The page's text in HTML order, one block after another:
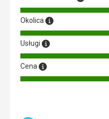
Okolica
Usługi
Cena